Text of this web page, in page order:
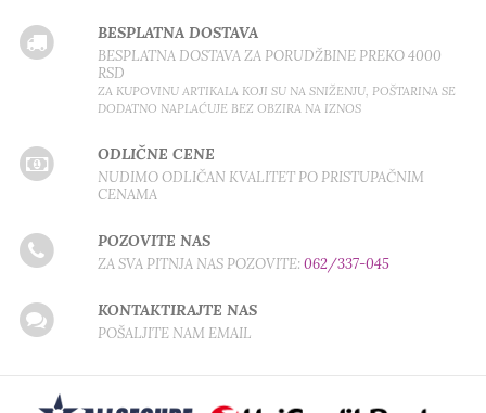
BESPLATNA DOSTAVA
BESPLATNA DOSTAVA ZA PORUDŽBINE PREKO 4000
RSD
ZA KUPOVINU ARTIKALA KOJI SU NA SNIŽENJU, POŠTARINA SE
DODATNO NAPLAĆUJE BEZ OBZIRA NA IZNOS
ODLIČNE CENE
NUDIMO ODLIČAN KVALITET PO PRISTUPAČNIM
CENAMA
POZOVITE NAS
ZA SVA PITNJA NAS POZOVITE:062/337-045
KONTAKTIRAJTE NAS
POŠALJITE NAM EMAIL